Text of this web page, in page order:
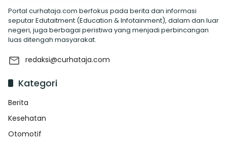
Portal curhataja.com berfokus pada berita dan informasi
seputar Edutaitment (Education & Infotainment), dalam dan luar
negeri, juga berbagai peristiwa yang menjadi perbincangan
luas ditengah masyarakat.
redaksi@curhataja.com
Kategori
Berita
Kesehatan
Otomotif